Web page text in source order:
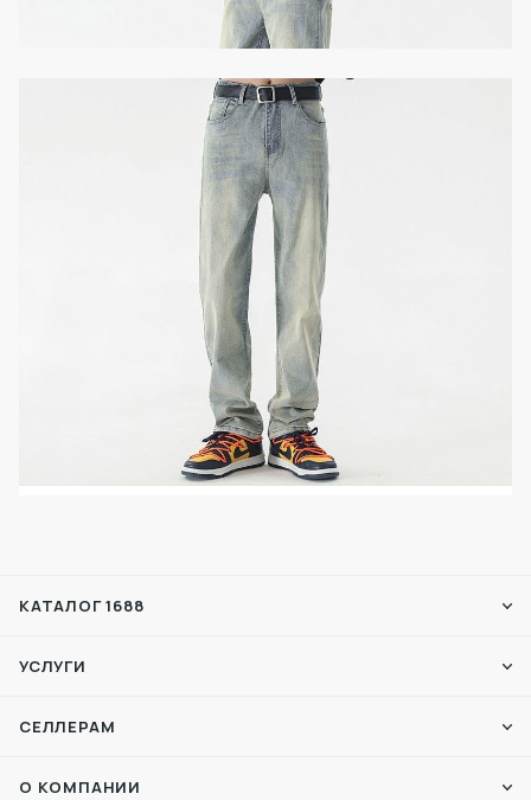
КАТАЛОГ 1688
УСЛУГИ
СЕЛЛЕРАМ
О КОМПАНИИ